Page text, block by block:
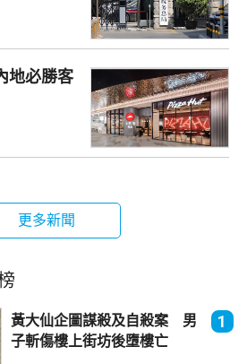
地必勝客
更多新聞
黃大仙企圖謀殺及自殺案 男
子斬傷樓上街坊後墮樓亡
1